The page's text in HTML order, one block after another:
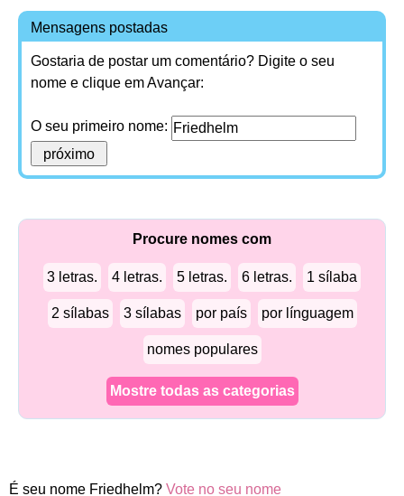
Mensagens postadas
Gostaria de postar um comentário? Digite o seu
nome e clique em Avançar:
O seu primeiro nome:
Procure nomes com
3 letras. 4 letras. 5 letras. 6 letras. 1 sílaba
2 sílabas 3 sílabas por país por línguagem
nomes populares
Mostre todas as categorias
É seu nome Friedhelm? Vote no seu nome